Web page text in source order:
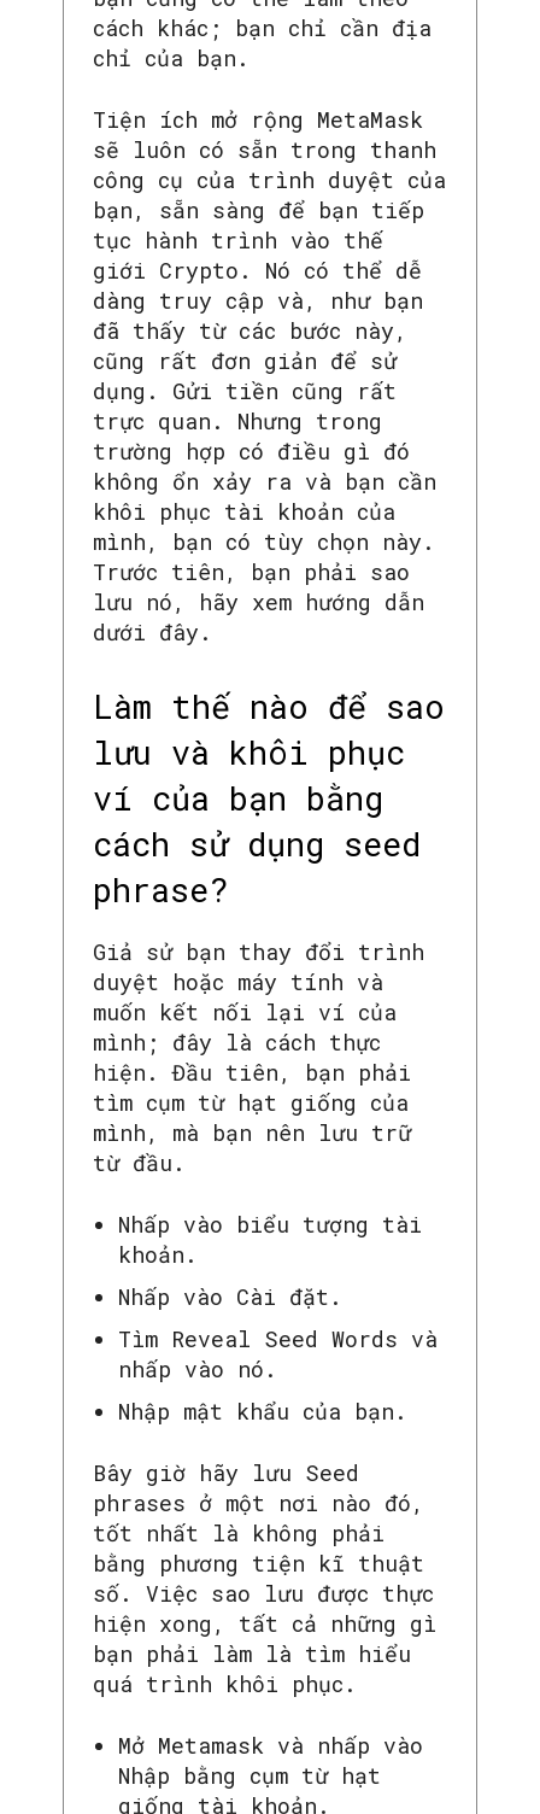
SEARCH...
cách khác; bạn chỉ cần địa
chỉ của bạn.
Tiện ích mở rộng MetaMask
sẽ luôn có sẵn trong thanh
công cụ của trình duyệt của
bạn, sẵn sàng để bạn tiếp
tục hành trình vào thế
giới Crypto. Nó có thể dễ
dàng truy cập và, như bạn
đã thấy từ các bước này,
cũng rất đơn giản để sử
dụng. Gửi tiền cũng rất
trực quan. Nhưng trong
trường hợp có điều gì đó
không ổn xảy ra và bạn cần
khôi phục tài khoản của
mình, bạn có tùy chọn này.
Trước tiên, bạn phải sao
lưu nó, hãy xem hướng dẫn
dưới đây.
Làm thế nào để sao
lưu và khôi phục
ví của bạn bằng
cách sử dụng seed
phrase?
Giả sử bạn thay đổi trình
duyệt hoặc máy tính và
muốn kết nối lại ví của
mình; đây là cách thực
hiện. Đầu tiên, bạn phải
tìm cụm từ hạt giống của
mình, mà bạn nên lưu trữ
từ đầu.
Nhấp vào biểu tượng tài
khoản.
Nhấp vào Cài đặt.
Tìm Reveal Seed Words và
nhấp vào nó.
Nhập mật khẩu của bạn.
Bây giờ hãy lưu Seed
phrases ở một nơi nào đó,
tốt nhất là không phải
bằng phương tiện kĩ thuật
số. Việc sao lưu được thực
hiện xong, tất cả những gì
bạn phải làm là tìm hiểu
quá trình khôi phục.
Mở Metamask và nhấp vào
Nhập bằng cụm từ hạt
giống tài khoản.